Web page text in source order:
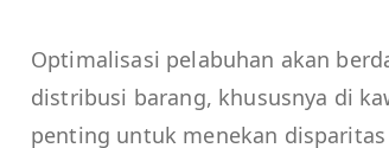
Optimalisasi pelabuhan akan
distribusi barang, khususnya di
penting untuk menekan